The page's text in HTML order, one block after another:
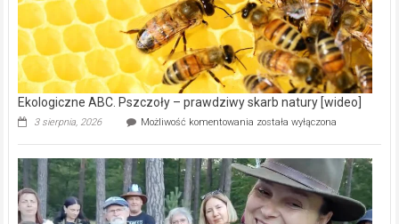
na
modernizację
oczyszczalni
ścieków
[wideo]
Ekologiczne ABC. Pszczoły – prawdziwy skarb natury [wideo]
3 sierpnia, 2026 Możliwość komentowania Ekologiczne
–
prawdziwy
skarb
natury
[wideo]
została wyłączona